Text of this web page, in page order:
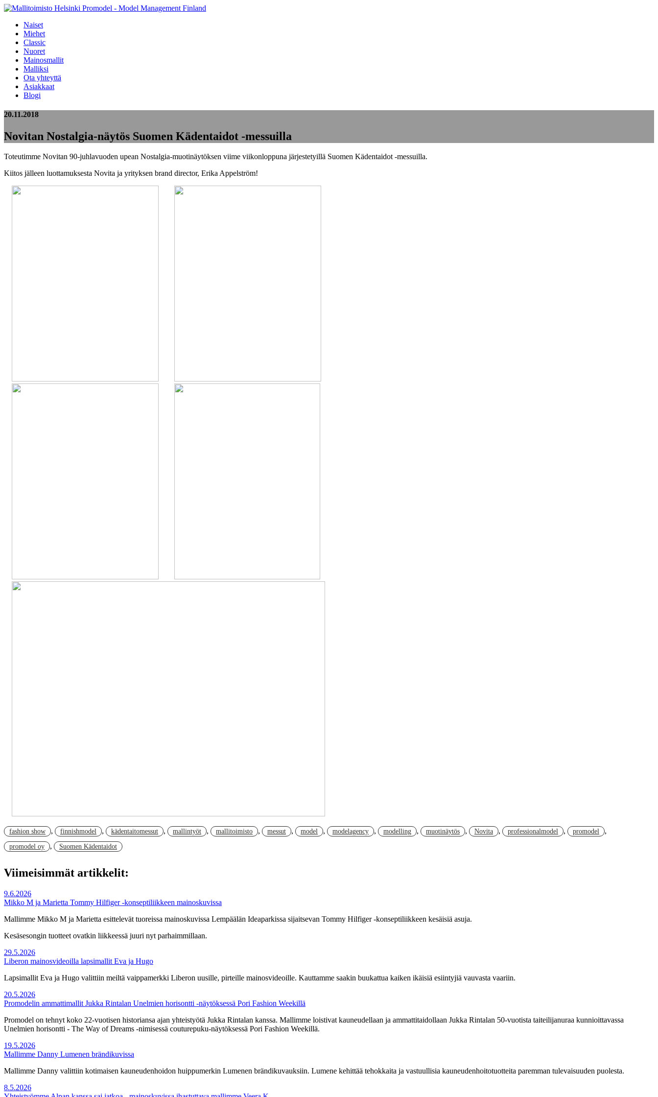
Naiset
Miehet
Classic
Nuoret
Mainosmallit
Malliksi
Ota yhteyttä
Asiakkaat
Blogi
20.11.2018
Novitan Nostalgia-näytös Suomen Kädentaidot -messuilla
Toteutimme Novitan 90-juhlavuoden upean Nostalgia-muotinäytöksen viime viikonloppuna järjestetyillä Suomen Kädentaidot -messuilla.
Kiitos jälleen luottamuksesta Novita ja yrityksen brand director, Erika Appelström!
fashion show , finnishmodel , kädentaitomessut , mallintyöt , mallitoimisto , messut , model , modelagency , modelling , muotinäytös , Novita , professionalmodel , promodel ,
promodel oy , Suomen Kädentaidot
Viimeisimmät artikkelit:
9.6.2026
Mikko M ja Marietta Tommy Hilfiger -konseptiliikkeen mainoskuvissa
Mallimme Mikko M ja Marietta esittelevät tuoreissa mainoskuvissa Lempäälän Ideaparkissa sijaitsevan Tommy Hilfiger -konseptiliikkeen kesäisiä asuja.
Kesäsesongin tuotteet ovatkin liikkeessä juuri nyt parhaimmillaan.
29.5.2026
Liberon mainosvideoilla lapsimallit Eva ja Hugo
Lapsimallit Eva ja Hugo valittiin meiltä vaippamerkki Liberon uusille, pirteille mainosvideoille. Kauttamme saakin buukattua kaiken ikäisiä esiintyjiä vauvasta vaariin.
20.5.2026
Promodelin ammattimallit Jukka Rintalan Unelmien horisontti -näytöksessä Pori Fashion Weekillä
Promodel on tehnyt koko 22-vuotisen historiansa ajan yhteistyötä Jukka Rintalan kanssa. Mallimme loistivat kauneudellaan ja ammattitaidollaan Jukka Rintalan 50-vuotista taiteilijanuraa kunnioittavassa
Unelmien horisontti - The Way of Dreams -nimisessä couturepuku-näytöksessä Pori Fashion Weekillä.
19.5.2026
Mallimme Danny Lumenen brändikuvissa
Mallimme Danny valittiin kotimaisen kauneudenhoidon huippumerkin Lumenen brändikuvauksiin. Lumene kehittää tehokkaita ja vastuullisia kauneudenhoitotuotteita paremman tulevaisuuden puolesta.
8.5.2026